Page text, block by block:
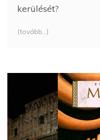
kerülését?
(tovább…)